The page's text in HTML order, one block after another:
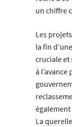
un chiffre
Les
la fin
cruciale
à
La